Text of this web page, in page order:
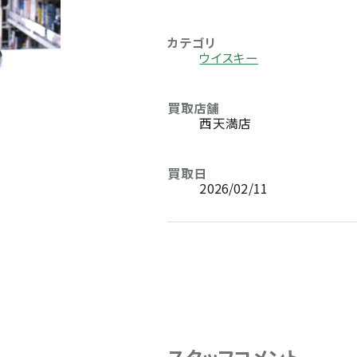
カテゴリ
ウイスキー
買取店舗
西天満店
買取日
2026/02/11